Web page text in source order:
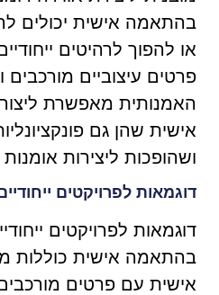
בהתאמה אישית יכולים
או להפוך לרהיטים
פרטים עיצוביים מורכבים
האמנותית מאפשרת
אישית שהן גם
ושהופכות ליצירות
דוגמאות לפרויקטים
דוגמאות לפרויקטים
בהתאמה אישית כוללות
אישית עם פרטים